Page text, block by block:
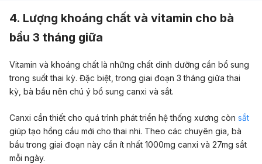
4. Lượng khoáng chất và vitamin cho bà
bầu 3 tháng giữa
Vitamin và khoáng chất là những chất dinh dưỡng cần bổ sung
trong suốt thai kỳ. Đặc biệt, trong giai đoạn 3 tháng giữa thai
kỳ, bà bầu nên chú ý bổ sung canxi và sắt.
Canxi cần thiết cho quá trình phát triển hệ thống xương còn sắt
giúp tạo hồng cầu mới cho thai nhi. Theo các chuyên gia, bà
bầu trong giai đoạn này cần ít nhất 1000mg canxi và 27mg sắt
mỗi ngày.